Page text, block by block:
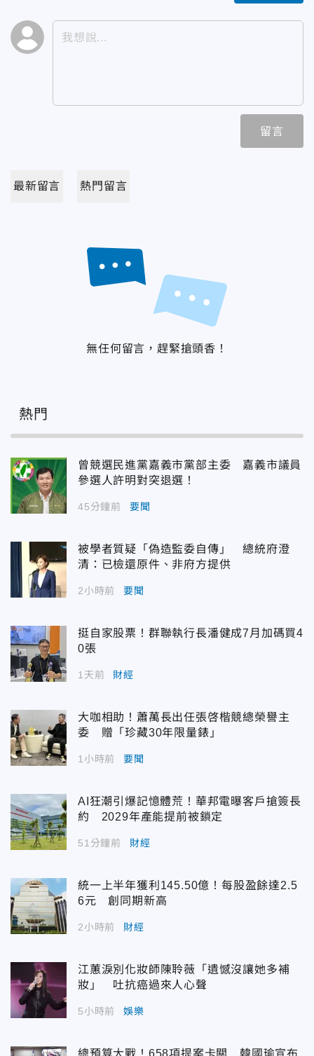
留言
最新留言 熱門留言
無任何留言，趕緊搶頭香！
熱門
曾競選民進黨嘉義市黨部主委 嘉義市議員
參選人許明對突退選！
45分鐘前 要聞
被學者質疑「偽造監委自傳」 總統府澄
清：已檢還原件、非府方提供
2小時前 要聞
挺自家股票！群聯執行長潘健成7月加碼買4
0張
1天前 財經
大咖相助！蕭萬長出任張啓楷競總榮譽主
委 贈「珍藏30年限量錶」
1小時前 要聞
AI狂潮引爆記憶體荒！華邦電曝客戶搶簽長
約 2029年產能提前被鎖定
51分鐘前 財經
統一上半年獲利145.50億！每股盈餘達2.5
6元 創同期新高
2小時前 財經
江蕙淚別化妝師陳聆薇「遺憾沒讓她多補
妝」 吐抗癌過來人心聲
5小時前 娛樂
總預算大戰！658項提案卡關 韓國瑜宣布